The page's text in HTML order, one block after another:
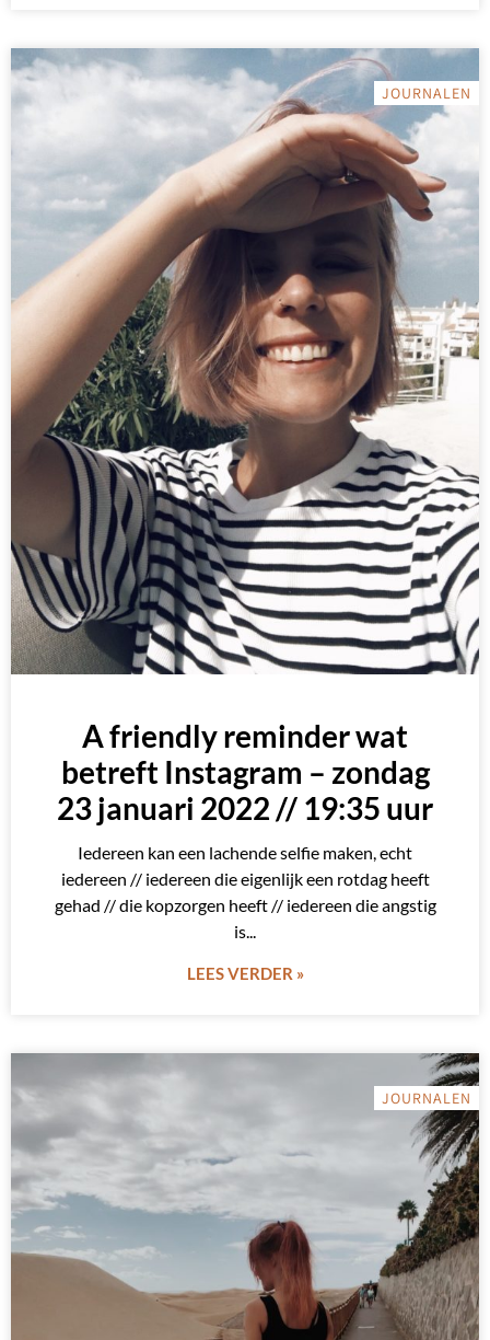
JOURNALEN
A friendly reminder wat
betreft Instagram – zondag
23 januari 2022 // 19:35 uur
Iedereen kan een lachende selfie maken, echt
iedereen // iedereen die eigenlijk een rotdag heeft
gehad // die kopzorgen heeft // iedereen die angstig
is
LEES VERDER »
JOURNALEN